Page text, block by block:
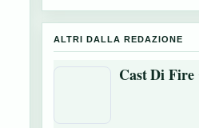
ALTRI DALLA REDAZIONE
Cast Di